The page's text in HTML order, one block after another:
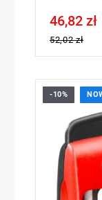
Price tax
46,82 zł
52,02 zł
• Zakres
• Zawiera:
- 7
- TT25 -
- Uchwyt
• Ilość
• Zestaw
-10%